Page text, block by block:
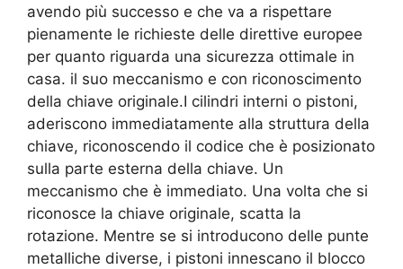
avendo più successo e che va a rispettare
pienamente le richieste delle direttive europee
per quanto riguarda una sicurezza ottimale in
casa. il suo meccanismo e con riconoscimento
della chiave originale.I cilindri interni o pistoni,
aderiscono immediatamente alla struttura della
chiave, riconoscendo il codice che è posizionato
sulla parte esterna della chiave. Un
meccanismo che è immediato. Una volta che si
riconosce la chiave originale, scatta la
rotazione. Mentre se si introducono delle punte
metalliche diverse, i pistoni innescano il blocco